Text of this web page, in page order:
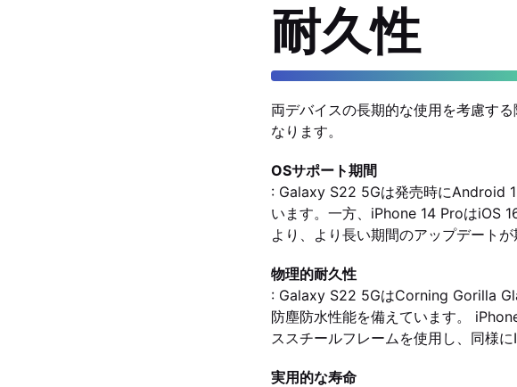
耐久性
両デバイスの長期的な使用を考慮す
なります。
OSサポート期間
: Galaxy S22 5Gは発売時にAndroid
います。一方、iPhone 14 ProはiOS
より、より長い期間のアップデートが
物理的耐久性
: Galaxy S22 5GはCorning Gorilla
防塵防水性能を備えています。
ススチールフレームを使用し、同様
実用的な寿命